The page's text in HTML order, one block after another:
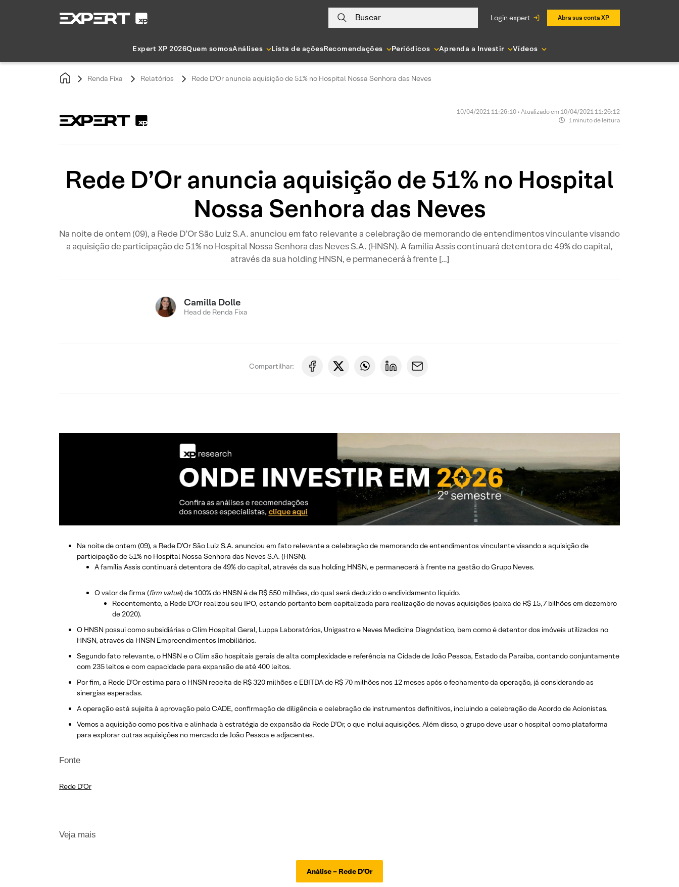
Buscar login expert Abra sua conta XP
Expert XP 2026Quem somosAnálises Lista de açõesRecomendações Periódicos Aprenda a Investir Vídeos
Renda Fixa Relatórios Rede D'Or anuncia aquisição de 51% no Hospital Nossa Senhora das Neves
10/04/2021 11:26:10 • Atualizado em 10/04/2021 11:26:12
1 minuto de leitura
Rede D’Or anuncia aquisição de 51% no Hospital
Nossa Senhora das Neves
Na noite de ontem (09), a Rede D’Or São Luiz S.A. anunciou em fato relevante a celebração de memorando de entendimentos vinculante visando
a aquisição de participação de 51% no Hospital Nossa Senhora das Neves S.A. (HNSN). A família Assis continuará detentora de 49% do capital,
através da sua holding HNSN, e permanecerá à frente […]
Camilla Dolle
Head de Renda Fixa
Compartilhar:
Na noite de ontem (09), a Rede D’Or São Luiz S.A. anunciou em fato relevante a celebração de memorando de entendimentos vinculante visando a aquisição de
participação de 51% no Hospital Nossa Senhora das Neves S.A. (HNSN).
A família Assis continuará detentora de 49% do capital, através da sua holding HNSN, e permanecerá à frente na gestão do Grupo Neves.
O valor de firma (firm value) de 100% do HNSN é de R$ 550 milhões, do qual será deduzido o endividamento líquido.
Recentemente, a Rede D’Or realizou seu IPO, estando portanto bem capitalizada para realização de novas aquisições (caixa de R$ 15,7 bilhões em dezembro
de 2020).
O HNSN possui como subsidiárias o Clim Hospital Geral, Luppa Laboratórios, Unigastro e Neves Medicina Diagnóstico, bem como é detentor dos imóveis utilizados no
HNSN, através da HNSN Empreendimentos Imobiliários.
Segundo fato relevante, o HNSN e o Clim são hospitais gerais de alta complexidade e referência na Cidade de João Pessoa, Estado da Paraíba, contando conjuntamente
com 235 leitos e com capacidade para expansão de até 400 leitos.
Por fim, a Rede D’Or estima para o HNSN receita de R$ 320 milhões e EBITDA de R$ 70 milhões nos 12 meses após o fechamento da operação, já considerando as
sinergias esperadas.
A operação está sujeita à aprovação pelo CADE, confirmação de diligência e celebração de instrumentos definitivos, incluindo a celebração de Acordo de Acionistas.
Vemos a aquisição como positiva e alinhada à estratégia de expansão da Rede D’Or, o que inclui aquisições. Além disso, o grupo deve usar o hospital como plataforma
para explorar outras aquisições no mercado de João Pessoa e adjacentes.
Fonte
Rede D’Or
Veja mais
Análise – Rede D’Or